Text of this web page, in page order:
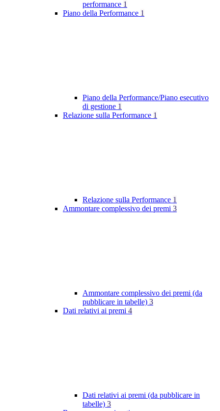
performance 1
Piano della Performance 1
Piano della Performance/Piano esecutivo
di gestione 1
Relazione sulla Performance 1
Relazione sulla Performance 1
Ammontare complessivo dei premi 3
Ammontare complessivo dei premi (da
pubblicare in tabelle) 3
Dati relativi ai premi 4
Dati relativi ai premi (da pubblicare in
tabelle) 3